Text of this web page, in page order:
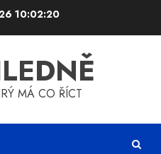
10:02:20
MÁ CO ŘÍCT